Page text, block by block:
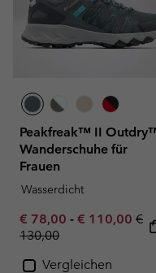
Peakfreak™ II
Wanderschuhe für
Frauen
Wasserdicht
Minimum sale price:
€ 78,00 - Maximum
€ 110,00 €
130,00
Vergleichen